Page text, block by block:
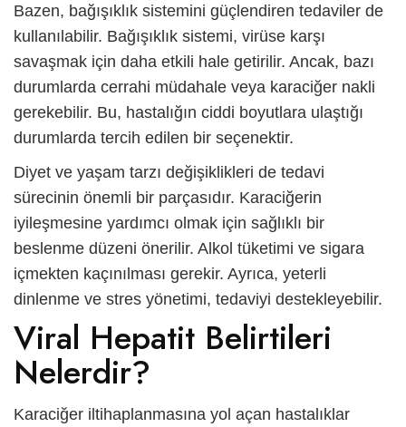
Bazen, bağışıklık sistemini güçlendiren tedaviler de
kullanılabilir. Bağışıklık sistemi, virüse karşı
savaşmak için daha etkili hale getirilir. Ancak, bazı
durumlarda cerrahi müdahale veya karaciğer nakli
gerekebilir. Bu, hastalığın ciddi boyutlara ulaştığı
durumlarda tercih edilen bir seçenektir.
Diyet ve yaşam tarzı değişiklikleri de tedavi
sürecinin önemli bir parçasıdır. Karaciğerin
iyileşmesine yardımcı olmak için sağlıklı bir
beslenme düzeni önerilir. Alkol tüketimi ve sigara
içmekten kaçınılması gerekir. Ayrıca, yeterli
dinlenme ve stres yönetimi, tedaviyi destekleyebilir.
Viral Hepatit Belirtileri
Nelerdir?
Karaciğer iltihaplanmasına yol açan hastalıklar